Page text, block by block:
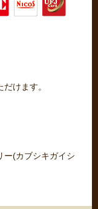
けます。
(カブシキガイシ